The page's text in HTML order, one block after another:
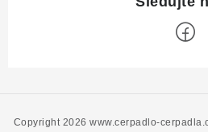
Copyright 2026www.cerpadlo-